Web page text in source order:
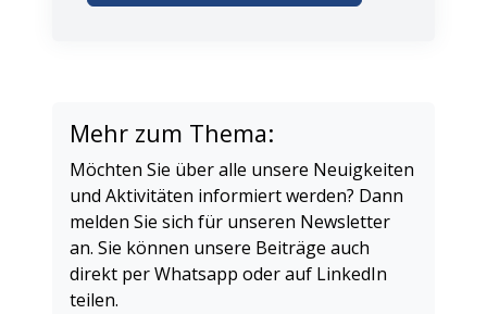
Mehr zum Thema:
Möchten Sie über alle unsere Neuigkeiten
und Aktivitäten informiert werden? Dann
melden Sie sich für unseren Newsletter
an. Sie können unsere Beiträge auch
direkt per Whatsapp oder auf LinkedIn
teilen.